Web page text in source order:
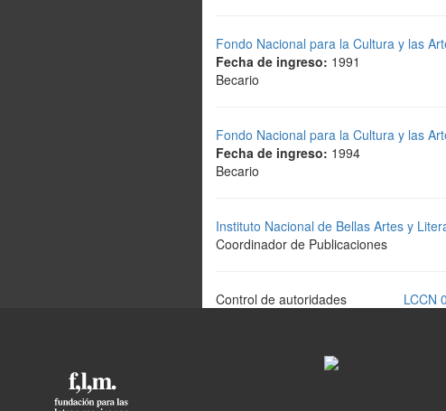
Fondo Nacional para la Cultura y las
Fecha de ingreso: 1991
Becario
Fondo Nacional para la Cultura y las
Fecha de ingreso: 1994
Becario
Instituto Nacional de Bellas Artes y
Coordinador de Publicaciones
Control de autoridades LCCN